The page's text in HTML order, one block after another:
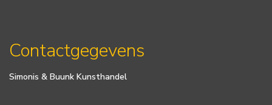
Contactgegevens
Simonis & Buunk Kunsthandel